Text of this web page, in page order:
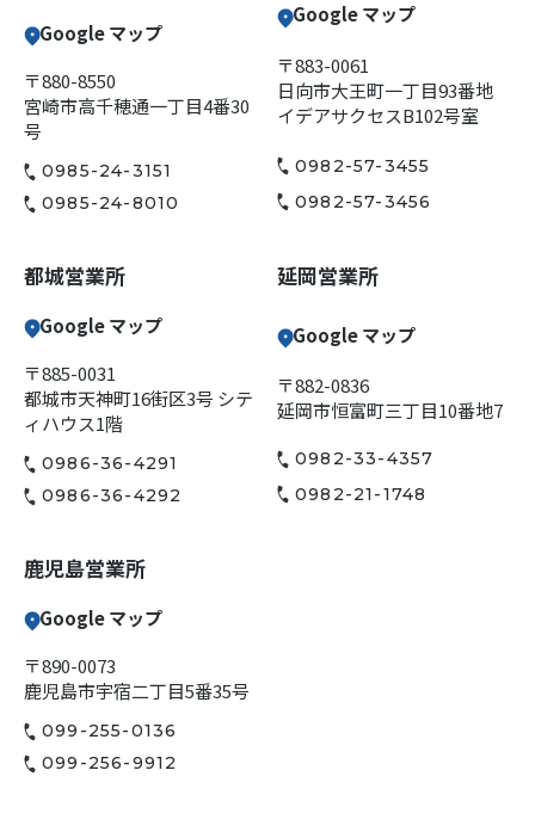
Google マップ
〒880-8550
宮崎市高千穂通一丁目4番30
号
0985-24-3151
0985-24-8010
Google マップ
〒883-0061
日向市大王町一丁目93番地
イデアサクセスB102号室
0982-57-3455
0982-57-3456
都城営業所
Google マップ
〒885-0031
都城市天神町16街区3号 シテ
ィハウス1階
0986-36-4291
0986-36-4292
延岡営業所
Google マップ
〒882-0836
延岡市恒富町三丁目10番地7
0982-33-4357
0982-21-1748
鹿児島営業所
Google マップ
〒890-0073
鹿児島市宇宿二丁目5番35号
099-255-0136
099-256-9912